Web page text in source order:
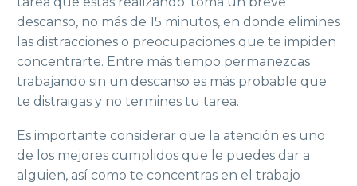
descanso, no más de 15 minutos, en donde elimines
las distracciones o preocupaciones que te impiden
concentrarte. Entre más tiempo permanezcas
trabajando sin un descanso es más probable que
te distraigas y no termines tu tarea.
Es importante considerar que la atención es uno
de los mejores cumplidos que le puedes dar a
alguien, así como te concentras en el trabajo